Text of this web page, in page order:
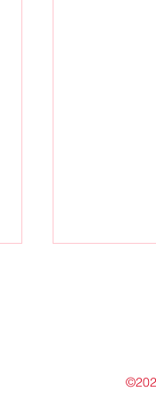
Am 18.
Feier gab